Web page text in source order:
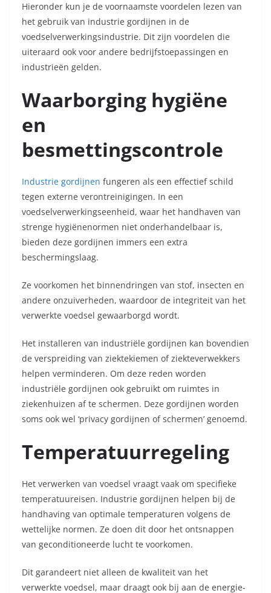
Hieronder kun je de voornaamste voordelen lezen van
het gebruik van industrie gordijnen in de
voedselverwerkingsindustrie. Dit zijn voordelen die
uiteraard ook voor andere bedrijfstoepassingen en
industrieën gelden.
Waarborging hygiëne
en
besmettingscontrole
Industrie gordijnen fungeren als een effectief schild
tegen externe verontreinigingen. In een
voedselverwerkingseenheid, waar het handhaven van
strenge hygiënenormen niet onderhandelbaar is,
bieden deze gordijnen immers een extra
beschermingslaag.
Ze voorkomen het binnendringen van stof, insecten en
andere onzuiverheden, waardoor de integriteit van het
verwerkte voedsel gewaarborgd wordt.
Het installeren van industriële gordijnen kan bovendien
de verspreiding van ziektekiemen of ziekteverwekkers
helpen verminderen. Om deze reden worden
industriële gordijnen ook gebruikt om ruimtes in
ziekenhuizen af te schermen. Deze gordijnen worden
soms ook wel ‘privacy gordijnen of schermen’ genoemd.
Temperatuurregeling
Het verwerken van voedsel vraagt vaak om specifieke
temperatuureisen. Industrie gordijnen helpen bij de
handhaving van optimale temperaturen volgens de
wettelijke normen. Ze doen dit door het ontsnappen
van geconditioneerde lucht te voorkomen.
Dit garandeert niet alleen de kwaliteit van het
verwerkte voedsel, maar draagt ook bij aan de energie-